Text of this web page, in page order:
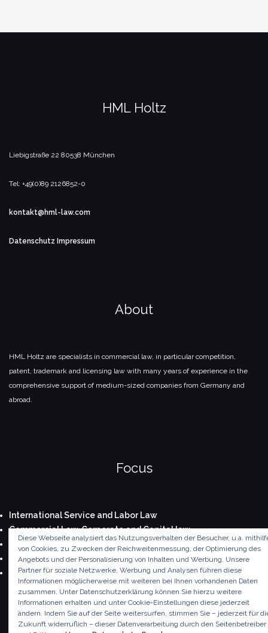
HML Holtz
Liebigstraße 22 80538 München
Tel: +49(0)89 2126852-0
kontakt@hml-law.com
Datenschutz Impressum
About
HML Holtz are specialists in commercial law, in particular competition,
patent, trademark and licensing law with many years of experience in the
comprehensive support of medium-sized companies from Germany and
abroad.
Focus
International Service and Labor Law
Commercial Law, Corporate and Capital law
Real Estate Law and Consulting
Patent and Trademark Law
Real Estate Transactions
Diese Webseite analysiert das Nutzungsverhalten der Besucher, u.a.
von Cookies, zu Zwecken der Reichweitenmessung, der Optimierung des
Angebots und der Personalisierung von Inhalten und Werbung. Unsere
Partner für soziale Netzwerke, Werbung und Analysen führen diese
Informationen möglicherweise mit weiteren bei Ihnen vorhandenen Daten
zusammen. Unter Datenschutzerklärung können Sie hierzu weitere
Informationen erhalten und unter Cookie-Einstellungen diese jederzeit
ändern. Indem Sie auf der Seite weitersurfen, stimmen Sie – jederzeit für
Zukunft widerruflich – dieser Datenverarbeitung durch den Seitenbetreiber
© 2019 HML Holtz, München